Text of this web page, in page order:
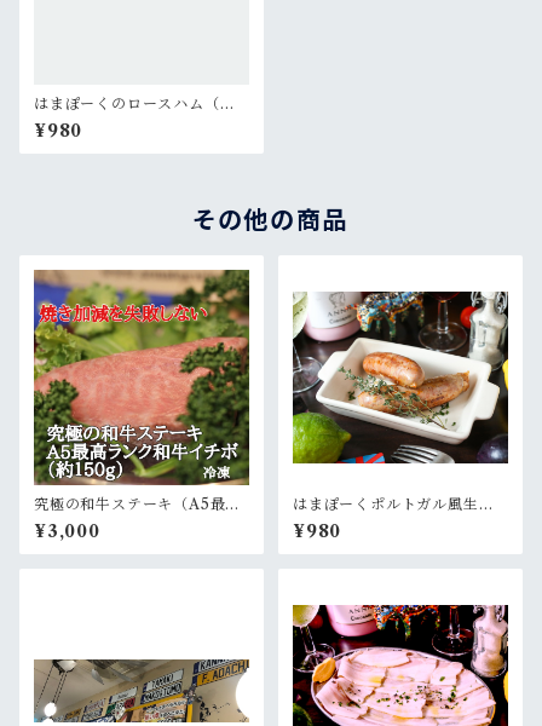
はまぽーくのロースハム（４
枚１パック 約１００g）×１パ
ック
¥980
その他の商品
究極の和牛ステーキ（A5最高
ランク和牛横濱ビーフ・イチ
ボ約１５０g）×１パック
¥3,000
はまぽーくポルトガル風生ソ
ーセージ・リングイッサ（２
本１パック約２００g）×１パ
ック
¥980